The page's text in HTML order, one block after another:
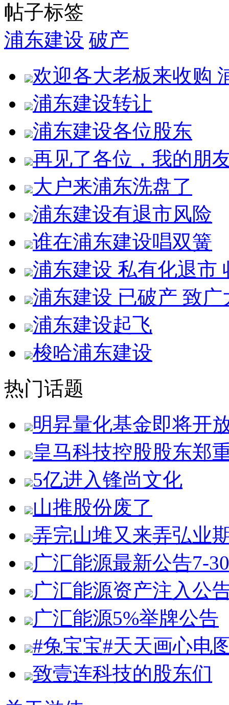
帖子标签
浦东建设 破产
欢迎各大老板来收购
浦东建设转让
浦东建设各位股东
再见了各位，我的朋
大户来浦东洗盘了
浦东建设有退市风险
谁在浦东建设唱双簧
浦东建设 私有化退市
浦东建设 已破产 致广
浦东建设起飞
梭哈浦东建设
热门话题
明昇量化基金即将开
皇马科技控股股东郑
5亿进入锋尚文化
山推股份废了
弄完山堆又来弄弘业
广汇能源最新公告7-30
广汇能源资产注入公
广汇能源5%举牌公告
#兔宝宝#天天画心电
致壹连科技的股东们